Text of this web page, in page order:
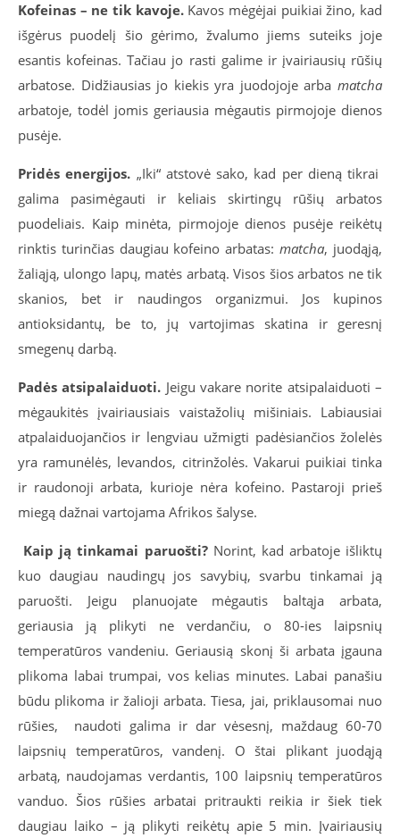
Kofeinas – ne tik kavoje.Kavos mėgėjai puikiai žino, kad
išgėrus puodelį šio gėrimo, žvalumo jiems suteiks joje
esantis kofeinas. Tačiau jo rasti galime ir įvairiausių rūšių
arbatose. Didžiausias jo kiekis yra juodojoje arba matcha
arbatoje, todėl jomis geriausia mėgautis pirmojoje dienos
pusėje.
Pridės energijos. „Iki“ atstovė sako, kad per dieną tikrai
galima pasimėgauti ir keliais skirtingų rūšių arbatos
puodeliais. Kaip minėta, pirmojoje dienos pusėje reikėtų
rinktis turinčias daugiau kofeino arbatas:matcha, juodąją,
žaliąją, ulongo lapų, matės arbatą. Visos šios arbatos ne tik
skanios, bet ir naudingos organizmui. Jos kupinos
antioksidantų, be to, jų vartojimas skatina ir geresnį
smegenų darbą.
Padės atsipalaiduoti. Jeigu vakare norite atsipalaiduoti –
mėgaukitės įvairiausiais vaistažolių mišiniais. Labiausiai
atpalaiduojančios ir lengviau užmigti padėsiančios žolelės
yra ramunėlės, levandos, citrinžolės. Vakarui puikiai tinka
ir raudonoji arbata, kurioje nėra kofeino. Pastaroji prieš
miegą dažnai vartojama Afrikos šalyse.
Kaip ją tinkamai paruošti? Norint, kad arbatoje išliktų
kuo daugiau naudingų jos savybių, svarbu tinkamai ją
paruošti. Jeigu planuojate mėgautis baltąja arbata,
geriausia ją plikyti ne verdančiu, o 80-ies laipsnių
temperatūros vandeniu. Geriausią skonį ši arbata įgauna
plikoma labai trumpai, vos kelias minutes. Labai panašiu
būdu plikoma ir žalioji arbata. Tiesa, jai, priklausomai nuo
rūšies, naudoti galima ir dar vėsesnį, maždaug 60-70
laipsnių temperatūros, vandenį. O štai plikant juodąją
arbatą, naudojamas verdantis, 100 laipsnių temperatūros
vanduo. Šios rūšies arbatai pritraukti reikia ir šiek tiek
daugiau laiko – ją plikyti reikėtų apie 5 min. Įvairiausių